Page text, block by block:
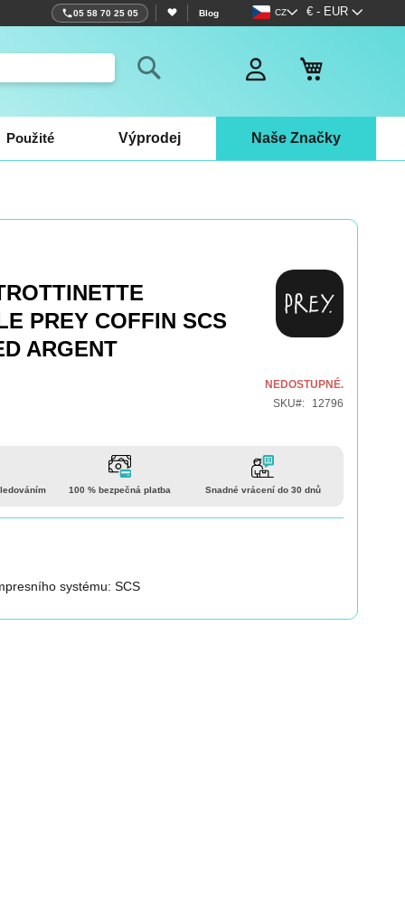
Měna
€ - EUR
Jazyk
CZ
05 58 70 25 05 Blog
Použité Výprodej Naše Značky
PREY COFFIN SCS
ARGENT
NEDOSTUPNÉ.
SKU
12796
100 % bezpečná platba Snadné vrácení do 30 dnů
systému: SCS